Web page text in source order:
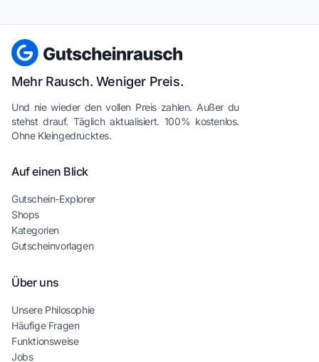
Mehr Rausch. Weniger Preis.
Und nie wieder den vollen Preis zahlen. Außer du
stehst drauf. Täglich aktualisiert. 100% kostenlos.
Ohne Kleingedrucktes.
Auf einen Blick
Gutschein-Explorer
Shops
Kategorien
Gutscheinvorlagen
Über uns
Unsere Philosophie
Häufige Fragen
Funktionsweise
Jobs